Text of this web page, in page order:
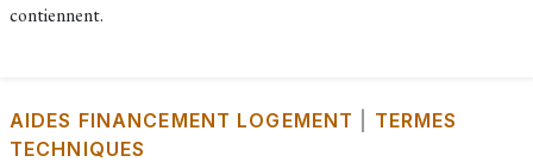
contiennent.
AIDES FINANCEMENT LOGEMENT
TERMES
TECHNIQUES